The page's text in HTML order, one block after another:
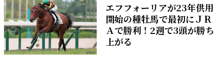
エフフォーリアが23年供用
開始の種牡馬で最初にＪＲ
Ａで勝利！2週で3頭が勝ち
上がる